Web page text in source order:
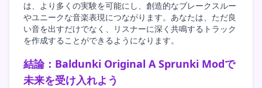
は、より多くの実験を可能にし、創造的なブレークスルー
やユニークな音楽表現につながります。あなたは、ただ良
い音を出すだけでなく、リスナーに深く共鳴するトラック
を作成することができるようになります。
結論：Baldunki Original A Sprunki Modで
未来を受け入れよう